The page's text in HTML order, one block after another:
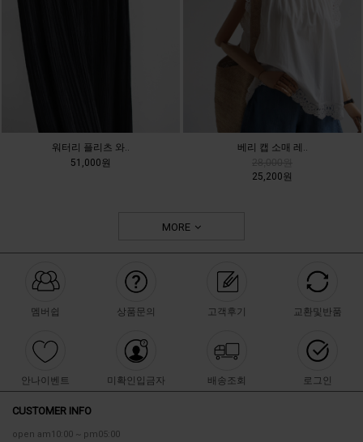
워터리 플리츠 와..
51,000원
베리 캡 소매 레..
25,200원
MORE
멤버쉽 상품문의 고객후기 교환및반품
안나이벤트 미확인입금자 배송조회 로그인
CUSTOMER INFO
open am10:00 ~ pm05:00